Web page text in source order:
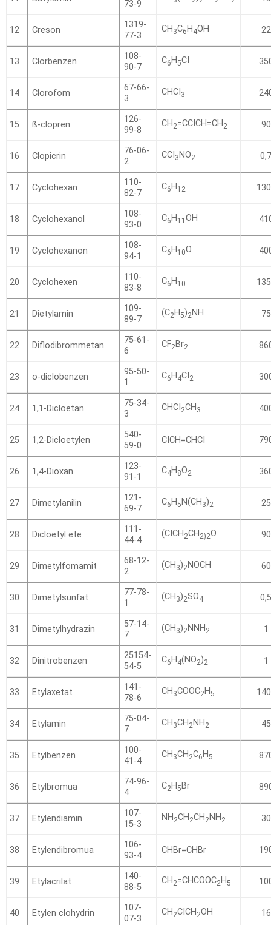
73-9
12 Creson
1319-
77-3
CH 3C6 H 4OH 22
13 Clorbenzen
108-
90-7
C6 H5CI
14 Clorofom
67-66-
3
CHCI 3
15 ß-clopren
126-
99-8
CH 2=CCICH=CH 2 90
16 Clopicrin
76-06-
2
CCI 3 NO2
17 Cyclohexan
110-
82-7
C6 H 12
18 Cyclohexanol
108-
93-0
C6 H 11 OH
19 Cyclohexanon
108-
94-1
C6 H 10O
20 Cyclohexen
110-
83-8
C6 H 10
21 Dietylamin
109-
89-7
(C2H5)2NH 75
22 Diflodibrommetan
75-61-
6
CF2Br2
23 o-diclobenzen
95-50-
1
C6 H 4CI 2
24 1,1-Dicloetan
75-34-
3
CHCI 2CH 3
25 1,2-Dicloetylen
540-
59-0
CICH=CHCI
26 1,4-Dioxan
123-
91-1
C4H 8O2
27 Dimetylanilin
121-
69-7
C6 H5 N(CH 3)2 25
28 Dicloetyl ete
111-
44-4
(CICH 2CH 2)2O 90
29 Dimetylfomamit
68-12-
2
(CH 3)2NOCH 60
30 Dimetylsunfat
77-78-
1
(CH 3)2SO4
31 Dimetylhydrazin
57-14-
7
(CH 3)2NNH 2 1
32 Dinitrobenzen
25154-
54-5
C6 H 4(NO2)2 1
33 Etylaxetat
141-
78-6
CH 3COOC2H5
34 Etylamin
75-04-
7
CH 3CH 2NH 2 45
35 Etylbenzen
100-
41-4
CH 3CH 2C6 H5
36 Etylbromua
74-96-
4
C2H5 Br
37 Etylendiamin
107-
15-3
NH 2CH 2CH 2NH 2 30
38 Etylendibromua
106-
93-4
CHBr=CHBr
39 Etylacrilat
140-
88-5
CH 2=CHCOOC2H5
40 Etylen clohydrin
107-
07-3
CH 2CICH 2OH 16